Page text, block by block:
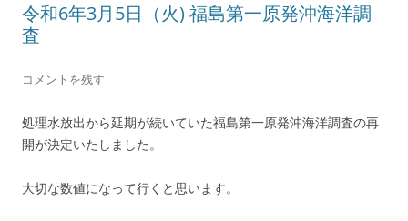
令和6年3月5日（火) 福島第一原発沖海洋調
査
コメントを残す
処理水放出から延期が続いていた福島第一原発沖海洋調査の再
開が決定いたしました。
大切な数値になって行くと思います。